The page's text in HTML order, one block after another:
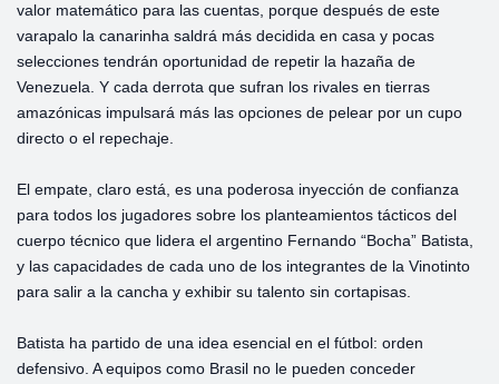
valor matemático para las cuentas, porque después de este
varapalo la canarinha saldrá más decidida en casa y pocas
selecciones tendrán oportunidad de repetir la hazaña de
Venezuela. Y cada derrota que sufran los rivales en tierras
amazónicas impulsará más las opciones de pelear por un cupo
directo o el repechaje.
El empate, claro está, es una poderosa inyección de confianza
para todos los jugadores sobre los planteamientos tácticos del
cuerpo técnico que lidera el argentino Fernando “Bocha” Batista,
y las capacidades de cada uno de los integrantes de la Vinotinto
para salir a la cancha y exhibir su talento sin cortapisas.
Batista ha partido de una idea esencial en el fútbol: orden
defensivo. A equipos como Brasil no le pueden conceder